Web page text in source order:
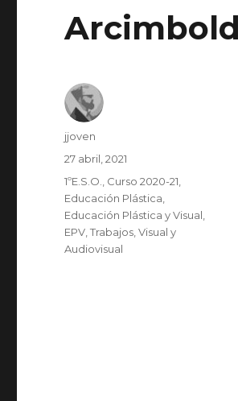
Autor
jjoven
Publicado
el
27 abril, 2021
Categorías
1ºE.S.O. Curso 2020-21
Educación Plástica
Educación Plástica y Visual
EPV ,Trabajos ,Visual y
Audiovisual